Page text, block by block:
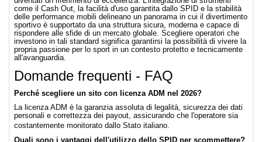
come il Cash Out, la facilità d'uso garantita dallo SPID e la stabilità
delle performance mobili delineano un panorama in cui il divertimento
sportivo è supportato da una struttura sicura, moderna e capace di
rispondere alle sfide di un mercato globale. Scegliere operatori che
investono in tali standard significa garantirsi la possibilità di vivere la
propria passione per lo sport in un contesto protetto e tecnicamente
all'avanguardia.
Domande frequenti - FAQ
Perché scegliere un sito con licenza ADM nel 2026?
La licenza ADM è la garanzia assoluta di legalità, sicurezza dei dati
personali e correttezza dei payout, assicurando che l'operatore sia
costantemente monitorato dallo Stato italiano.
Quali sono i vantaggi dell'utilizzo dello SPID per scommettere?